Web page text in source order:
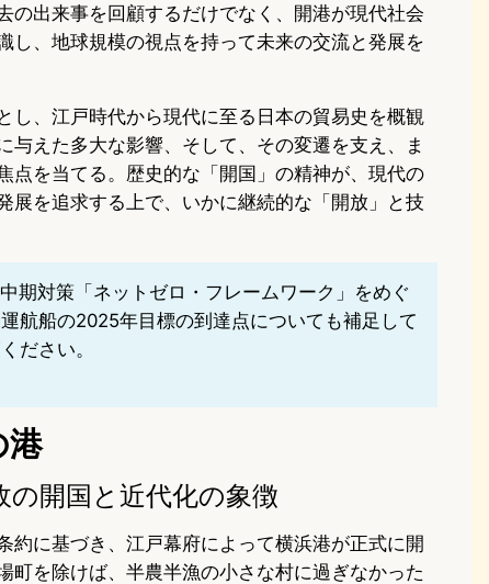
の出来事を回顧するだけでなく、開港が現代社会
し、地球規模の視点を持って未来の交流と発展を
し、江戸時代から現代に至る日本の貿易史を概観
えた多大な影響、そして、その変遷を支え、ま
点を当てる。歴史的な「開国」の精神が、現代の
展を追求する上で、いかに継続的な「開放」と技
期対策「ネットゼロ・フレームワーク」をめぐ
航船の2025年目標の到達点についても補足して
ださい。
港
の開国と近代化の象徴
約に基づき、江戸幕府によって横浜港が正式に開
町を除けば、半農半漁の小さな村に過ぎなかった